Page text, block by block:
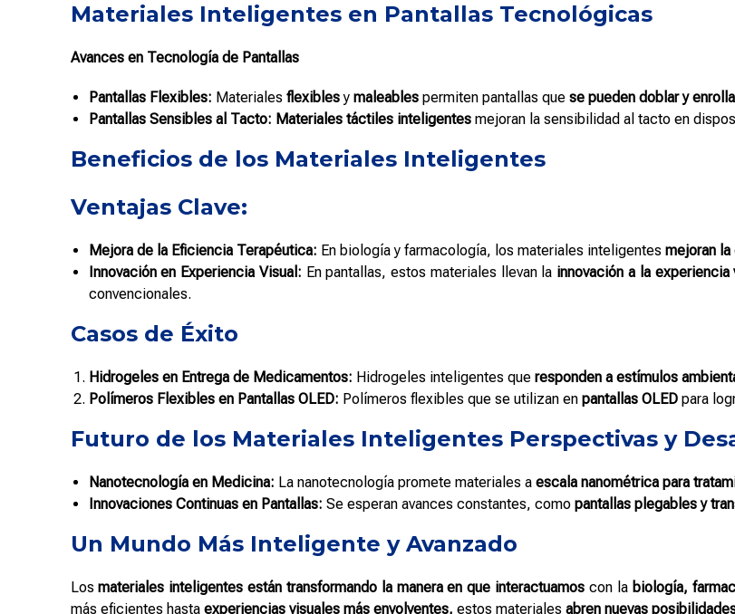
Materiales Inteligentes en Pantallas Tecnológicas
Avances en Tecnología de Pantallas
Pantallas Flexibles: Materiales flexiblesy maleablespermiten pantallas que se pueden doblar y
Pantallas Sensibles al Tacto: Materiales táctiles inteligentesmejoran la sensibilidad al tacto en
Beneficios de los Materiales Inteligentes
Ventajas Clave:
Mejora de la Eficiencia Terapéutica: En biología y farmacología, los materiales inteligentes mejoran
Innovación en Experiencia Visual: En pantallas, estos materiales llevan la innovación a la experiencia
convencionales.
Casos de Éxito
Hidrogeles en Entrega de Medicamentos: Hidrogeles inteligentes que responden a estímulos
Polímeros Flexibles en Pantallas OLED: Polímeros flexibles que se utilizan en pantallas OLEDpara
Futuro de los Materiales Inteligentes Perspectivas y
Nanotecnología en Medicina: La nanotecnología promete materiales a escala nanométrica para
Innovaciones Continuas en Pantallas: Se esperan avances constantes, como pantallas plegables y
Un Mundo Más Inteligente y Avanzado
Losmateriales inteligentes están transformando la manera en que interactuamos con la biología,
más eficientes hasta experiencias visuales más envolventes, estos materiales abren nuevas